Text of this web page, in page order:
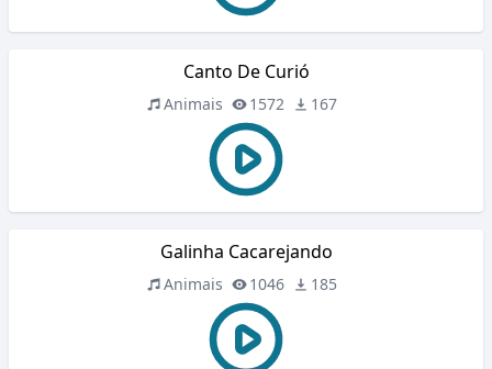
Canto De Curió
Animais 1572 167
Galinha Cacarejando
Animais 1046 185